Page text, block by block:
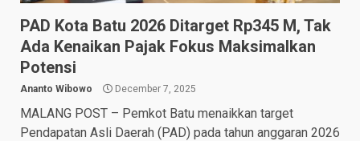
PAD Kota Batu 2026 Ditarget Rp345 M, Tak
Ada Kenaikan Pajak Fokus Maksimalkan
Potensi
Ananto Wibowo December 7, 2025
MALANG POST – Pemkot Batu menaikkan target
Pendapatan Asli Daerah (PAD) pada tahun anggaran 2026